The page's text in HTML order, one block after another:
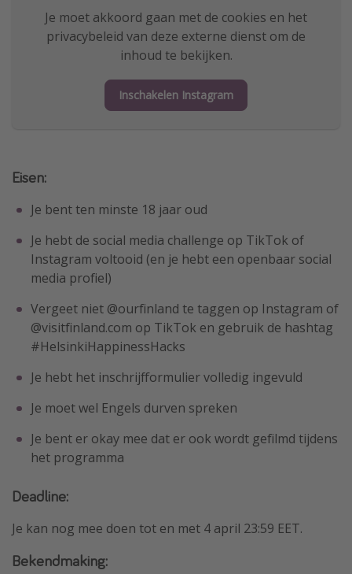
Je moet akkoord gaan met de cookies en het
privacybeleid van deze externe dienst om de
inhoud te bekijken.
Inschakelen Instagram
Eisen:
Je bent ten minste 18 jaar oud
Je hebt de social media challenge op TikTok of
Instagram voltooid (en je hebt een openbaar social
media profiel)
Vergeet niet @ourfinland te taggen op Instagram of
@visitfinland.com op TikTok en gebruik de hashtag
#HelsinkiHappinessHacks
Je hebt het inschrijfformulier volledig ingevuld
Je moet wel Engels durven spreken
Je bent er okay mee dat er ook wordt gefilmd tijdens
het programma
Deadline:
Je kan nog mee doen tot en met 4 april 23:59 EET.
Bekendmaking: